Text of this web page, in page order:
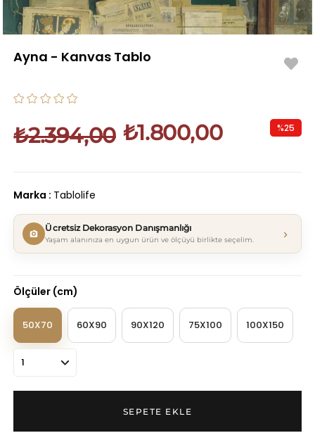
Ayna - Kanvas Tablo
₺2.394,00 ₺1.800,00 %25
Marka : Tablolife
Ücretsiz Dekorasyon Danışmanlığı
Yaşam alanınıza en uygun ürün ve ölçüyü birlikte seçelim. ›
Ölçüler (cm)
50X70 60X90 90X120 75X100 100X150